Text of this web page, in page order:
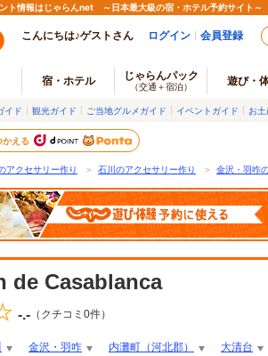
ト情報はじゃらんnet ～日本最大級の宿・ホテル予約サイト～
こんにちは♪ゲストさん ログイン 会員登録
宿・ホテル じゃらんパック
（交通＋宿泊） 遊び・
イド 観光ガイド ご当地グルメガイド イベントガイド お
かえる
アクセサリー作り ＞ 石川のアクセサリー作り ＞ 金沢・羽咋
de Casablanca
-.- （クチコミ0件）
金沢・羽咋 内灘町（河北郡）
大清台